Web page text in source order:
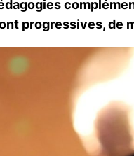
progressives, de